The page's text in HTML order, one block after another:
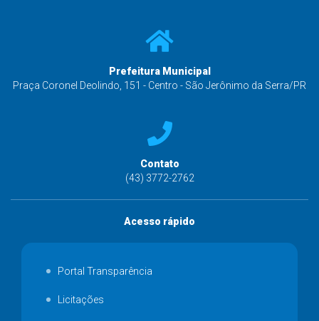
Prefeitura Municipal
Praça Coronel Deolindo, 151 - Centro - São Jerônimo da Serra/PR
Contato
(43) 3772-2762
Acesso rápido
Portal Transparência
Licitações